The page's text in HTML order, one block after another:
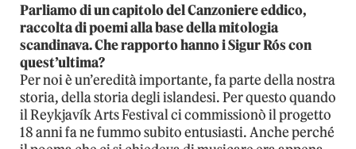
Parliamo di un capitolo del Canzoniere eddico,
raccolta di poemi alla base della mitologia
scandinava. Che rapporto hanno i Sigur Rós con
quest’ultima?
Per noi è un’eredità importante, fa parte della nostra
storia, della storia degli islandesi. Per questo quando
il Reykjavík Arts Festival ci commissionò il progetto
18 anni fa ne fummo subito entusiasti. Anche perché